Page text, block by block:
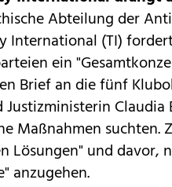
Abteilung der
International (TI)
ein
Brief an die fünf
Justizministerin
Maßnahmen suchten.
Lösungen" und davor,
anzugehen.